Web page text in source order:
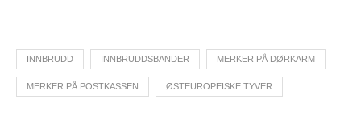
INNBRUDD INNBRUDDSBANDER MERKER PÅ DØRKARM
MERKER PÅ POSTKASSEN ØSTEUROPEISKE TYVER